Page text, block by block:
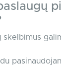
skelbimus